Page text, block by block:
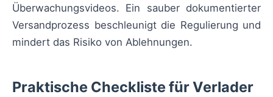
Überwachungsvideos. Ein sauber dokumentierter
Versandprozess beschleunigt die Regulierung und
mindert das Risiko von Ablehnungen.
Praktische Checkliste für Verlader